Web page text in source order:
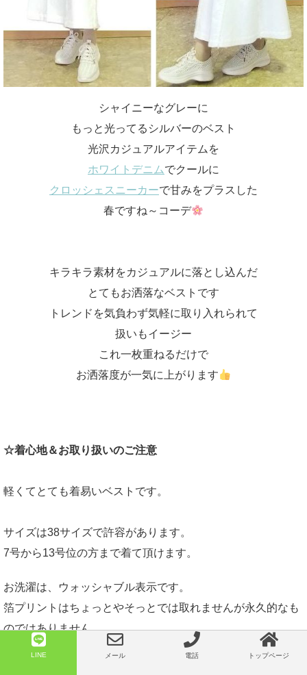
シャイニーなグレーに
もっと光ってるシルバーのベスト
光沢カジュアルアイテムを
ホワイトデニムでクールに
クロッシェスニーカーで甘みをプラスした
春ですね～コーデ
キラキラ素材をカジュアルに落とし込んだ
とてもお洒落なベストです
トレンドを気負わず気軽に取り入れられて
扱いもイージー
これ一枚重ねるだけで
お洒落度が一気に上がります
☆着心地＆お取り扱いのご注意
軽くてとても着易いベストです。
サイズは38サイズで許容があります。
7号から13号位の方まで着て頂けます。
お洗濯は、ウォッシャブル表示です。
箔プリントはちょっとやそっとでは取れませんが永久的なも
のではありません。
お洗濯は裏返してお洒落着洗いで優しく手洗い、浸け置き洗
LINE メール 電話 トップページ